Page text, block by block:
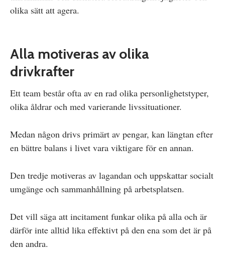
olika sätt att agera.
Alla motiveras av olika
drivkrafter
Ett team består ofta av en rad olika personlighetstyper,
olika åldrar och med varierande livssituationer.
Medan någon drivs primärt av pengar, kan längtan efter
en bättre balans i livet vara viktigare för en annan.
Den tredje motiveras av lagandan och uppskattar socialt
umgänge och sammanhållning på arbetsplatsen.
Det vill säga att incitament funkar olika på alla och är
därför inte alltid lika effektivt på den ena som det är på
den andra.